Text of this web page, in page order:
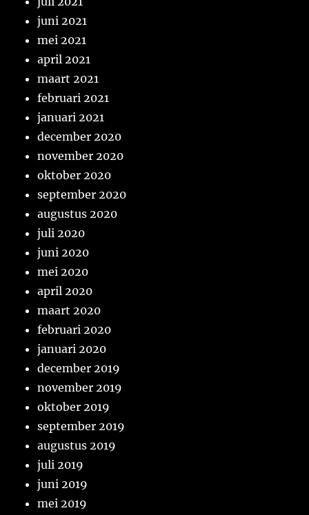
juni 2021
mei 2021
april 2021
maart 2021
februari 2021
januari 2021
december 2020
november 2020
oktober 2020
september 2020
augustus 2020
juli 2020
juni 2020
mei 2020
april 2020
maart 2020
februari 2020
januari 2020
december 2019
november 2019
oktober 2019
september 2019
augustus 2019
juli 2019
juni 2019
mei 2019